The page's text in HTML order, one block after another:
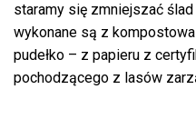
staramy się zmniejszać
wykonane są z
pudełko – z papieru z
pochodzącego z lasów